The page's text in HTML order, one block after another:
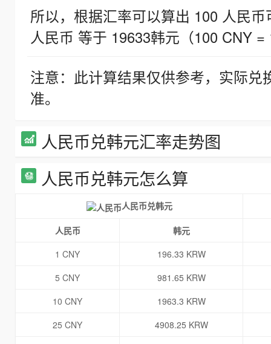
所以，根据汇率可以算出 100 人民
人民币 等于 19633韩元（100 CNY =
注意：此计算结果仅供参考，实际
准。
人民币兑韩元汇率走势图
人民币兑韩元怎么算
人民币兑韩元
人民币
韩元
1 CNY
196.33 KRW
5 CNY
981.65 KRW
10 CNY
1963.3 KRW
25 CNY
4908.25 KRW